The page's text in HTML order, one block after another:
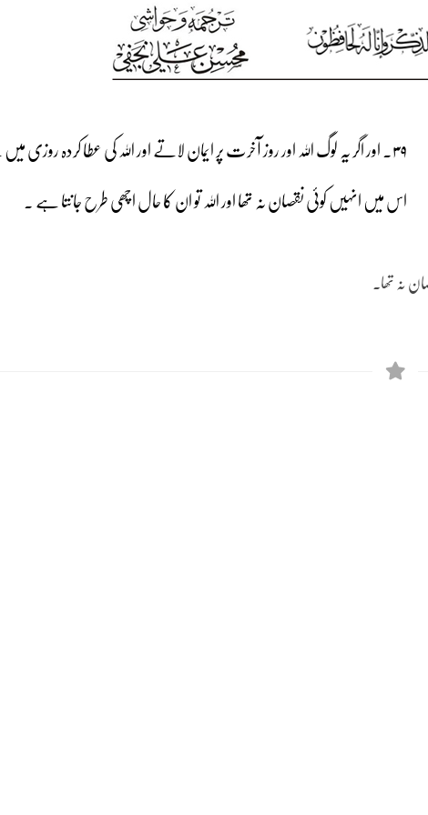
۳۹۔ اور اگر یہ لوگ اللہ اور روز آخرت پر ایمان لاتے اور اللہ کی عطا کردہ
اس میں انہیں کوئی نقصان نہ تھا اور اللہ تو ان کا حال اچھی طرح جانتا ہے ۔